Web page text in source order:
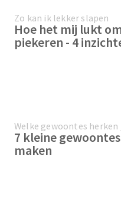
Zo kan ik lekker slapen
Hoe het mij lukt
piekeren - 4
Welke gewoontes herken
7 kleine
maken